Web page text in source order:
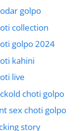
golpo
collection
golpo 2024
kahini
live
choti golpo
sex choti golpo
story